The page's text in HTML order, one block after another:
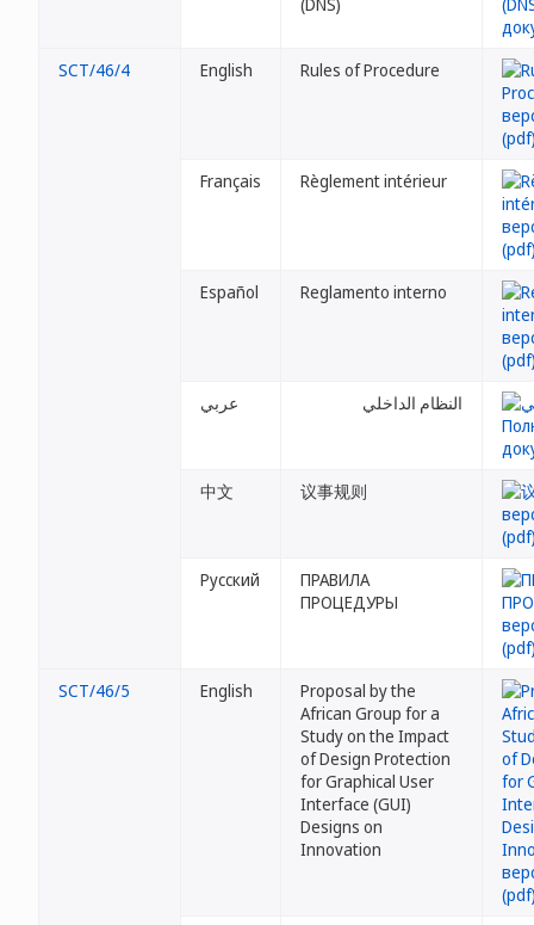
SCT/46/4 English Rules of Procedure
Français Règlement intérieur
Español Reglamento interno
عربي النظام الداخلي
中文 议事规则
Русский
ПРАВИЛА
ПРОЦЕДУРЫ
SCT/46/5 English
Proposal by the
African Group for a
Study on the Impact
of Design Protection
for Graphical User
Interface (GUI)
Designs on
Innovation